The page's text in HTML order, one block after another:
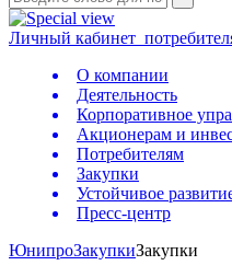
Личный кабинет
О компании
Деятельность
Корпоративное
Акционерам и
Потребителям
Закупки
Устойчивое
Пресс-центр
ЮнипроЗакупкиЗакупки